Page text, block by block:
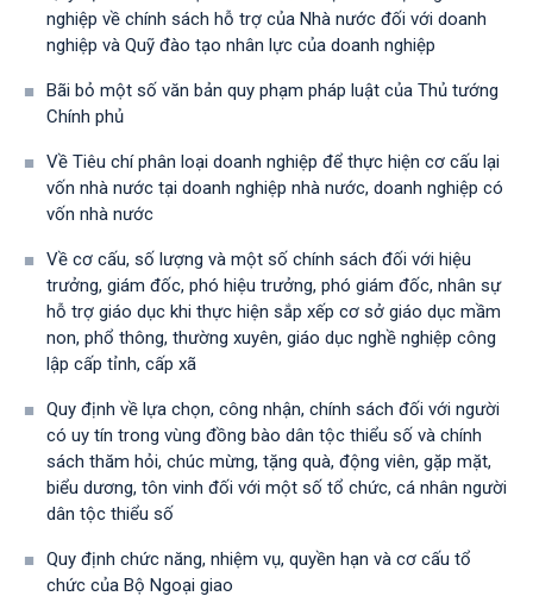
nghiệp về chính sách hỗ trợ của Nhà nước đối với doanh
nghiệp và Quỹ đào tạo nhân lực của doanh nghiệp
Bãi bỏ một số văn bản quy phạm pháp luật của Thủ tướng
Chính phủ
Về Tiêu chí phân loại doanh nghiệp để thực hiện cơ cấu lại
vốn nhà nước tại doanh nghiệp nhà nước, doanh nghiệp có
vốn nhà nước
Về cơ cấu, số lượng và một số chính sách đối với hiệu
trưởng, giám đốc, phó hiệu trưởng, phó giám đốc, nhân sự
hỗ trợ giáo dục khi thực hiện sắp xếp cơ sở giáo dục mầm
non, phổ thông, thường xuyên, giáo dục nghề nghiệp công
lập cấp tỉnh, cấp xã
Quy định về lựa chọn, công nhận, chính sách đối với người
có uy tín trong vùng đồng bào dân tộc thiểu số và chính
sách thăm hỏi, chúc mừng, tặng quà, động viên, gặp mặt,
biểu dương, tôn vinh đối với một số tổ chức, cá nhân người
dân tộc thiểu số
Quy định chức năng, nhiệm vụ, quyền hạn và cơ cấu tổ
chức của Bộ Ngoại giao